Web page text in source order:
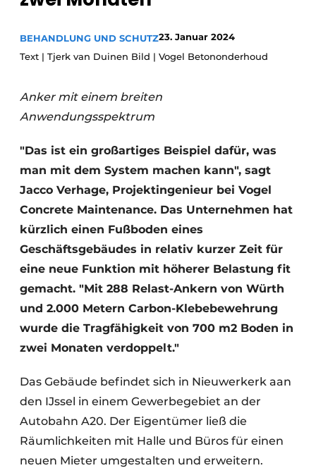
Ein Stellenangebot registrieren
BEHANDLUNG UND SCHUTZ23. Januar 2024
Text | Tjerk van Duinen Bild | Vogel Betononderhoud
Anker mit einem breiten
Anwendungsspektrum
"Das ist ein großartiges Beispiel dafür, was
man mit dem System machen kann", sagt
Jacco Verhage, Projektingenieur bei Vogel
Concrete Maintenance. Das Unternehmen hat
kürzlich einen Fußboden eines
Geschäftsgebäudes in relativ kurzer Zeit für
eine neue Funktion mit höherer Belastung fit
gemacht. "Mit 288 Relast-Ankern von Würth
und 2.000 Metern Carbon-Klebebewehrung
wurde die Tragfähigkeit von 700 m2 Boden in
zwei Monaten verdoppelt."
Das Gebäude befindet sich in Nieuwerkerk aan
den IJssel in einem Gewerbegebiet an der
Autobahn A20. Der Eigentümer ließ die
Räumlichkeiten mit Halle und Büros für einen
neuen Mieter umgestalten und erweitern.